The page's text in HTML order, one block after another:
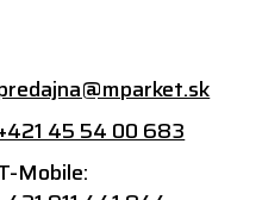
45 54 00 683
Mobile: